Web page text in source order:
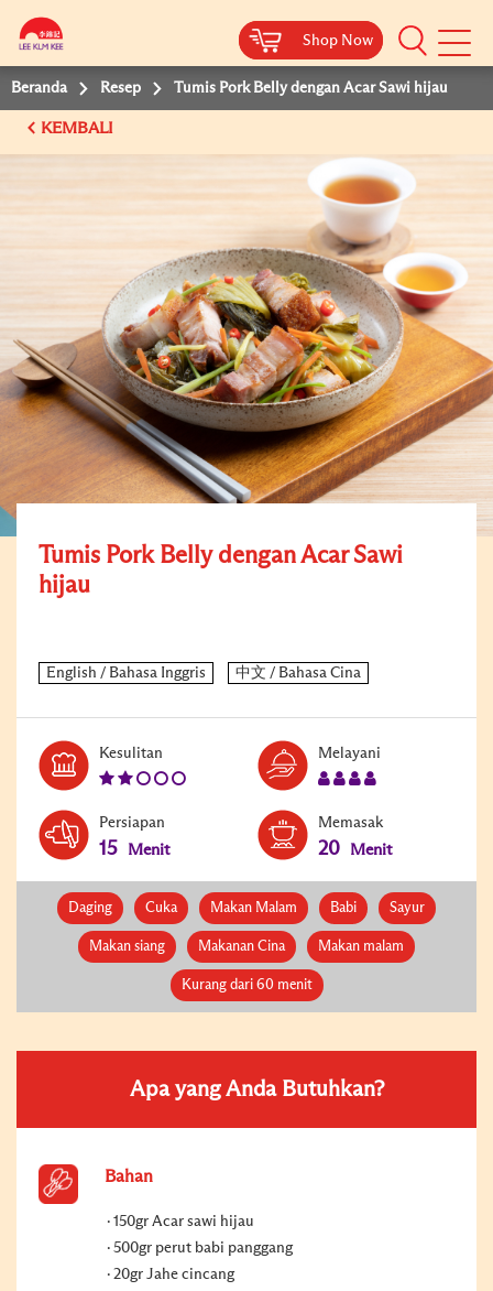
Shop Now
Shop Now
Beranda Resep Tumis Pork Belly dengan Acar Sawi hijau
KEMBALI
Tumis Pork Belly dengan Acar Sawi
hijau
Kesulitan Melayani
Persiapan
15 Menit
Memasak
20 Menit
Daging Cuka Makan Malam Babi Sayur
Makan siang Makanan Cina Makan malam
Kurang dari 60 menit
Apa yang Anda Butuhkan?
Bahan
150gr Acar sawi hijau
500gr perut babi panggang
20gr Jahe cincang